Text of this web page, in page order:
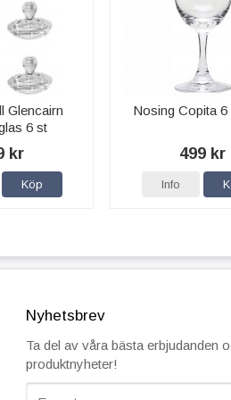
Glencairn
6 st
kr
Köp
Nosing Copita 6
499 kr
Info
Nyhetsbrev
Ta del av våra bästa erbjudanden
produktnyheter!